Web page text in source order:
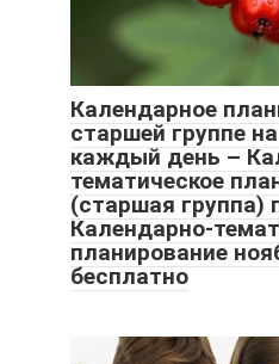
Календарное
старшей группе
каждый день –
тематическое
(старшая группа)
Календарно-
планирование
бесплатно